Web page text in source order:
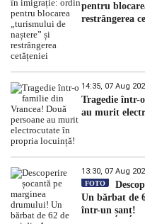
pentru
restrângerea
14:35, 07 Aug
Tragedie într-
au murit
13:30, 07 Aug
FOTO
Un bărbat de
într-un șanț!